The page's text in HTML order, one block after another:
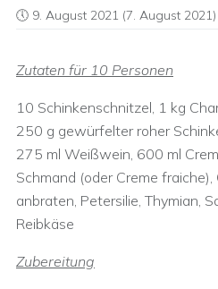
9. August 2021 (7. August 2021)
Zutaten für 10 Personen
10 Schinkenschnitzel, 1 kg
250 g gewürfelter roher
275 ml Weißwein, 600 ml
Schmand (oder Creme
anbraten, Petersilie, Thymian,
Reibkäse
Zubereitung